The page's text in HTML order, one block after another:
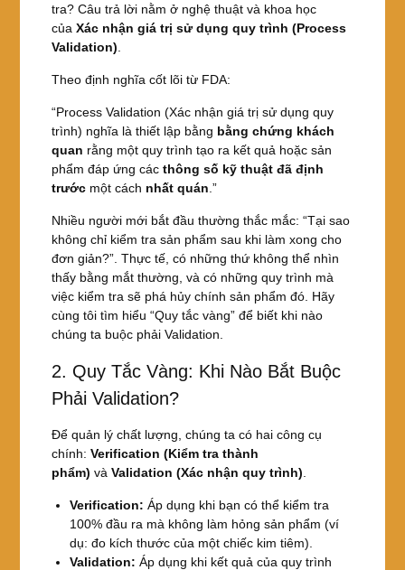
tra? Câu trả lời nằm ở nghệ thuật và khoa học
của Xác nhận giá trị sử dụng quy trình (Process
Validation)
Theo định nghĩa cốt lõi từ FDA:
“Process Validation (Xác nhận giá trị sử dụng quy
trình) nghĩa là thiết lập bằng bằng chứng khách
quan rằng một quy trình tạo ra kết quả hoặc sản
phẩm đáp ứng các thông số kỹ thuật đã định
trướcmột cách nhất quán .”
Nhiều người mới bắt đầu thường thắc mắc: “Tại sao
không chỉ kiểm tra sản phẩm sau khi làm xong cho
đơn giản?”. Thực tế, có những thứ không thể nhìn
thấy bằng mắt thường, và có những quy trình mà
việc kiểm tra sẽ phá hủy chính sản phẩm đó. Hãy
cùng tôi tìm hiểu “Quy tắc vàng” để biết khi nào
chúng ta buộc phải Validation.
2. Quy Tắc Vàng: Khi Nào Bắt Buộc
Phải Validation?
Để quản lý chất lượng, chúng ta có hai công cụ
chính: Verification (Kiểm tra thành
phẩm) và Validation (Xác nhận quy trình)
Verification: Áp dụng khi bạn có thể kiểm tra
100% đầu ra mà không làm hỏng sản phẩm (ví
dụ: đo kích thước của một chiếc kim tiêm).
Validation: Áp dụng khi kết quả của quy trình